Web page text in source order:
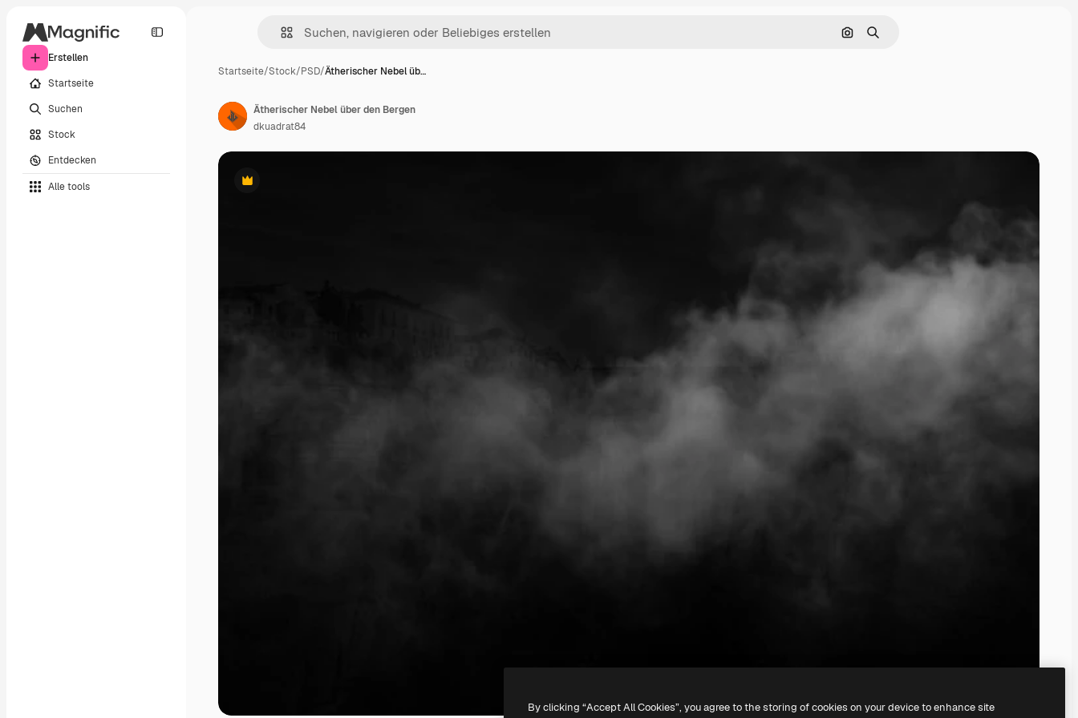
Erstellen
Startseite
Suchen
Stock
Entdecken
Alle tools
Nach Bild suchen
Suchen
Startseite/Stock/PSD/Ätherischer Nebel üb…
Premium
Ätherischer Nebel über den Bergen
dkuadrat84
By clicking “Accept All Cookies”, you agree to the storing of cookies on your device to enhance site